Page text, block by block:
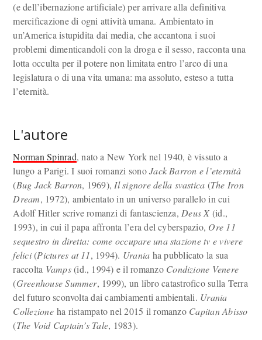
(e dell’ibernazione artificiale) per arrivare alla definitiva
mercificazione di ogni attività umana. Ambientato in
un’America istupidita dai media, che accantona i suoi
problemi dimenticandoli con la droga e il sesso, racconta una
lotta occulta per il potere non limitata entro l’arco di una
legislatura o di una vita umana: ma assoluto, esteso a tutta
l’eternità.
L'autore
Norman Spinrad, nato a New York nel 1940, è vissuto a
lungo a Parigi. I suoi romanzi sonoJack Barron e l’eternità
(Bug Jack Barron, 1969), Il signore della svastica (The Iron
Dream, 1972), ambientato in un universo parallelo in cui
Adolf Hitler scrive romanzi di fantascienza, Deus X(id.,
1993), in cui il papa affronta l’era del cyberspazio, Ore 11
sequestro in diretta: come occupare una stazione tv e vivere
felici(Pictures at 11, 1994). Urania ha pubblicato la sua
raccolta Vamps(id., 1994) e il romanzo Condizione Venere
(Greenhouse Summer, 1999), un libro catastrofico sulla Terra
del futuro sconvolta dai cambiamenti ambientali. Urania
Collezioneha ristampato nel 2015 il romanzo Capitan Abisso
(The Void Captain’s Tale, 1983).